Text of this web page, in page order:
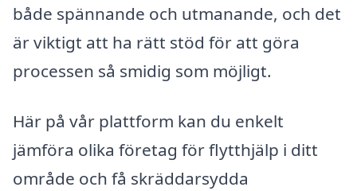
både spännande och utmanande, och det
är viktigt att ha rätt stöd för att göra
processen så smidig som möjligt.
Här på vår plattform kan du enkelt
jämföra olika företag för flytthjälp i ditt
område och få skräddarsydda